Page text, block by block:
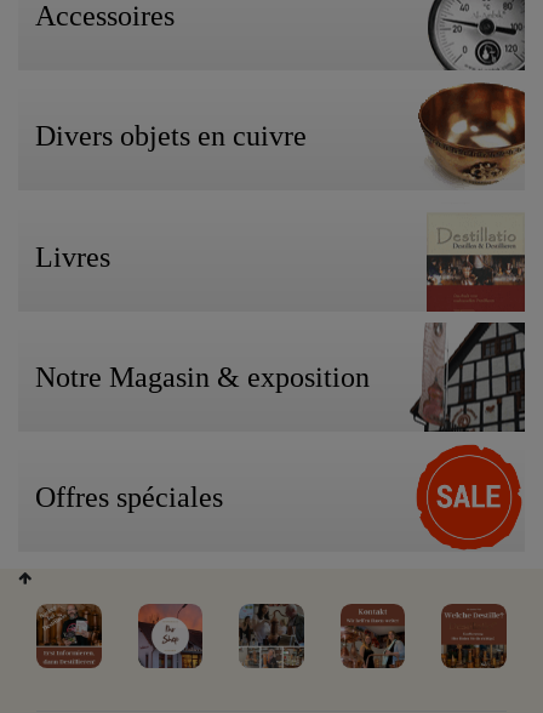
Accessoires
Divers objets en cuivre
Livres
Notre Magasin & exposition
Offres spéciales